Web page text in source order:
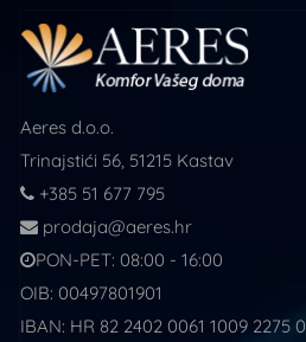
Aeres d.o.o.
Trinajstići 56, 51215 Kastav
+385 51 677 795
prodaja@aeres.hr
PON-PET: 08:00 - 16:00
OIB: 00497801901
IBAN: HR 82 2402 0061 1009 2275 0